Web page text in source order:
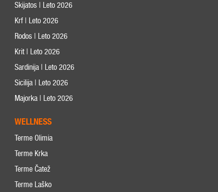
Skijatos | Leto 2026
Krf | Leto 2026
Rodos | Leto 2026
Krit | Leto 2026
Sardinija | Leto 2026
Sicilija | Leto 2026
Majorka | Leto 2026
WELLNESS
Terme Olimia
Terme Krka
Terme Čatež
Terme Laško